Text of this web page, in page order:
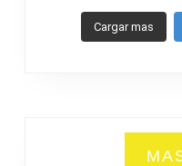
Cargar mas